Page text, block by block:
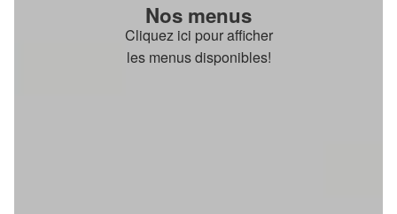
Nos menus
Cliquez ici pour afficher
les menus disponibles!